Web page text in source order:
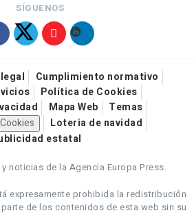
SÍGUENOS
Cumplimiento normativo
Política de Cookies
Mapa Web
Temas
Loteria de navidad
estatal
noticias de la Agencia Europa Press.
expresamente prohibida la redistribución
de los contenidos de esta web sin su